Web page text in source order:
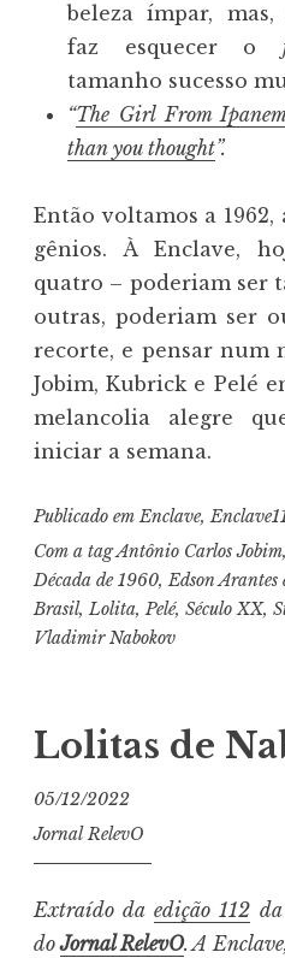
beleza ímpar,
faz esquecer o
tamanho sucesso
“The Girl From
than you thought”.
Então voltamos a
gênios. À Enclave,
quatro – poderiam ser
outras, poderiam ser
recorte, e pensar num
Jobim, Kubrick e Pelé
melancolia alegre
iniciar a semana.
Publicado emEnclave,
Com a tagAntônio Carlos Jobim,
Década de 1960,Edson Arantes
Brasil,Lolita, Pelé, Século XX,
Vladimir Nabokov
Lolitas de
05/12/2022
Jornal RelevO
Extraído daedição 112
doJornal RelevO. A